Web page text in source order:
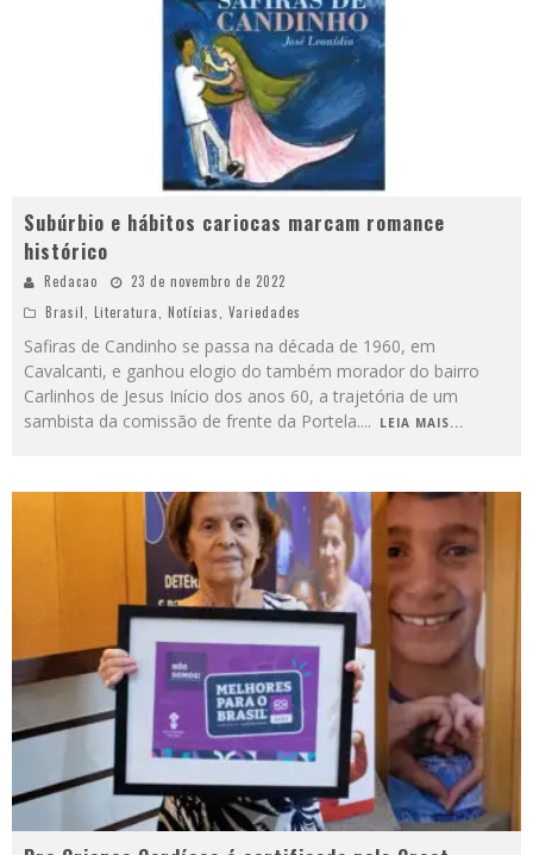
Subúrbio e hábitos cariocas marcam romance
histórico
Redacao
23 de novembro de 2022
Brasil
Literatura Notícias Variedades
Safiras de Candinho se passa na década de 1960, em
Cavalcanti, e ganhou elogio do também morador do bairro
Carlinhos de Jesus Início dos anos 60, a trajetória de um
sambista da comissão de frente da Portela.... LEIA MAIS...